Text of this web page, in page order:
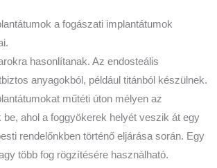
a fogászati implantátumok
hasonlítanak. Az endosteális
anyagokból, például titánból készülnek.
műtéti úton mélyen az
be, ahol a foggyökerek helyét veszik át egy
rendelőnkben történő eljárása során. Egy
több fog rögzítésére használható.